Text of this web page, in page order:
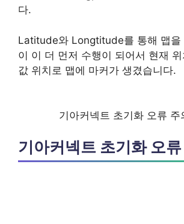
다.
Latitude와 Longtitude를 통해 맵을
이 이 더 먼저 수행이 되어서 현재
값 위치로 맵에 마커가 생겼습니다.
기아커넥트 초기화 오류 주
기아커넥트 초기화 오